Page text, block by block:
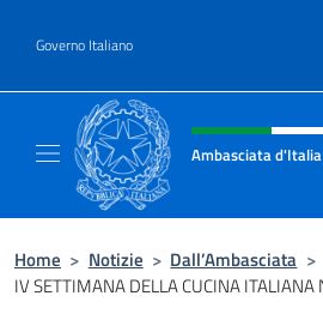
Governo Italiano
Intestazione sito,
Ambasciata
Home > Notizie > Dall’Ambasciata >
IV SETTIMANA DELLA CUCINA ITALIANA